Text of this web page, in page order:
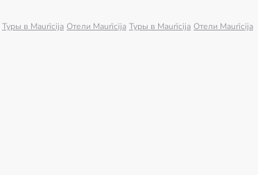
Туры в Maurīcija Отели Maurīcija Туры в Maurīcija Отели Maurīcija